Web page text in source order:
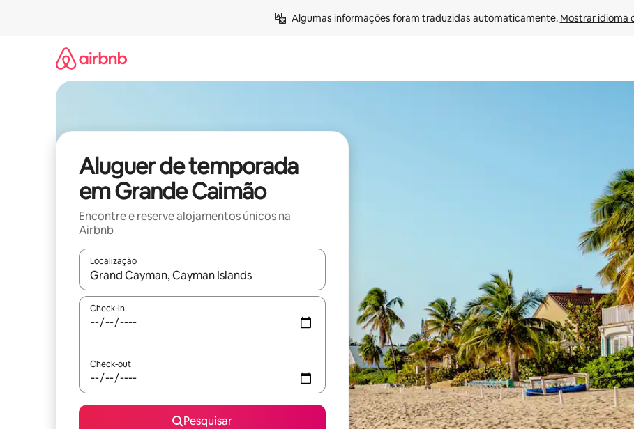
Algumas informações foram traduzidas automaticamente. Mostrar idioma
Aluguer de temporada
em Grande Caimão
Encontre e reserve alojamentos únicos na
Airbnb
Localização
Quando os resultados estiverem disponíveis, navegue com as teclas de seta para cima e para baixo ou explore com
Check-in
Check-out
Pesquisar